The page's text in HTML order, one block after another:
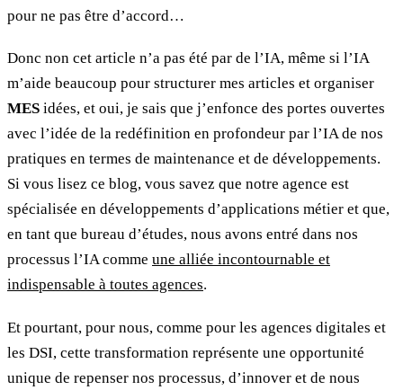
pour ne pas être d’accord…
Donc non cet article n’a pas été par de l’IA, même si l’IA
m’aide beaucoup pour structurer mes articles et organiser
MES idées, et oui, je sais que j’enfonce des portes ouvertes
avec l’idée de la redéfinition en profondeur par l’IA de nos
pratiques en termes de maintenance et de développements.
Si vous lisez ce blog, vous savez que notre agence est
spécialisée en développements d’applications métier et que,
en tant que bureau d’études, nous avons entré dans nos
processus l’IA comme une alliée incontournable et
indispensable à toutes agences.
Et pourtant, pour nous, comme pour les agences digitales et
les DSI, cette transformation représente une opportunité
unique de repenser nos processus, d’innover et de nous